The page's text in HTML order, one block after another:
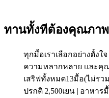
ทานทั้งทีต้องคุณภา
ทุกมื้อเราเลือกอย่างตั้งใ
ความหลากหลาย และคุ
เสริฟทั้งหมด13มื้อ(ไม่รว
ปรกติ 2,500เยน | อาหาร